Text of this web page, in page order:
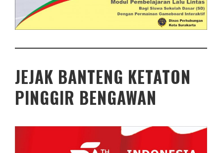
JEJAK BANTENG KETATON
PINGGIR BENGAWAN